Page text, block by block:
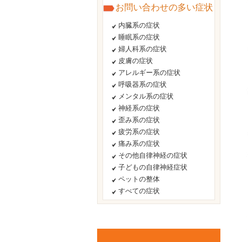
お問い合わせの多い症状
内臓系の症状
睡眠系の症状
婦人科系の症状
皮膚の症状
アレルギー系の症状
呼吸器系の症状
メンタル系の症状
神経系の症状
歪み系の症状
疲労系の症状
痛み系の症状
その他自律神経の症状
子どもの自律神経症状
ペットの整体
すべての症状